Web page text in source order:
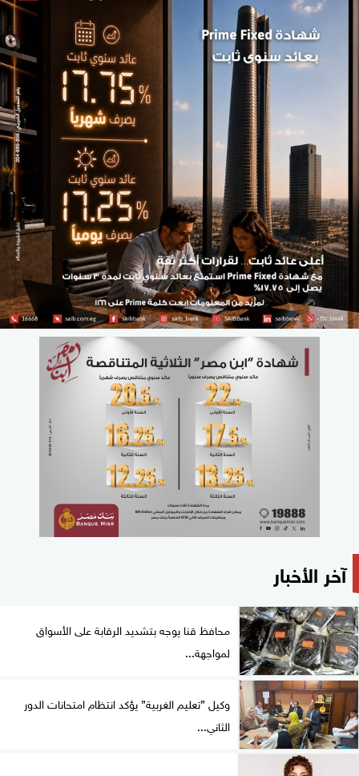
آخر الأخبار
محافظ قنا يوجه بتشديد الرقابة على الأسواق
لمواجهة...
وكيل ”تعليم الغربية” يؤكد انتظام امتحانات الدور
الثاني...